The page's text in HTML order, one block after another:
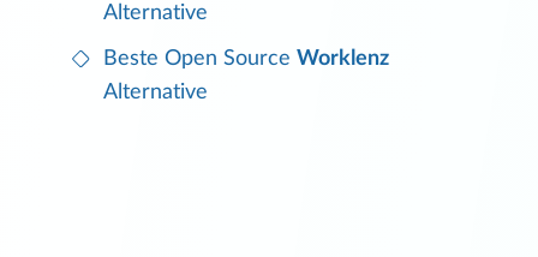
Alternative
Beste Open Source Worklenz
Alternative